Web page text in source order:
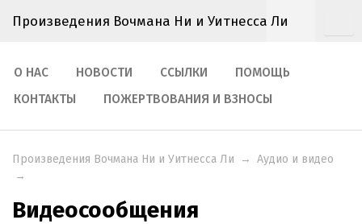
Произведения Вочмана Ни и Уитнесса Ли
О НАС НОВОСТИ ССЫЛКИ
ПОМОЩЬ
КОНТАКТЫ
ПОЖЕРТВОВАНИЯ И ВЗНОСЫ
Произведения Вочмана Ни и Уитнесса Ли → Аудио и видео
→
Видеосообщения